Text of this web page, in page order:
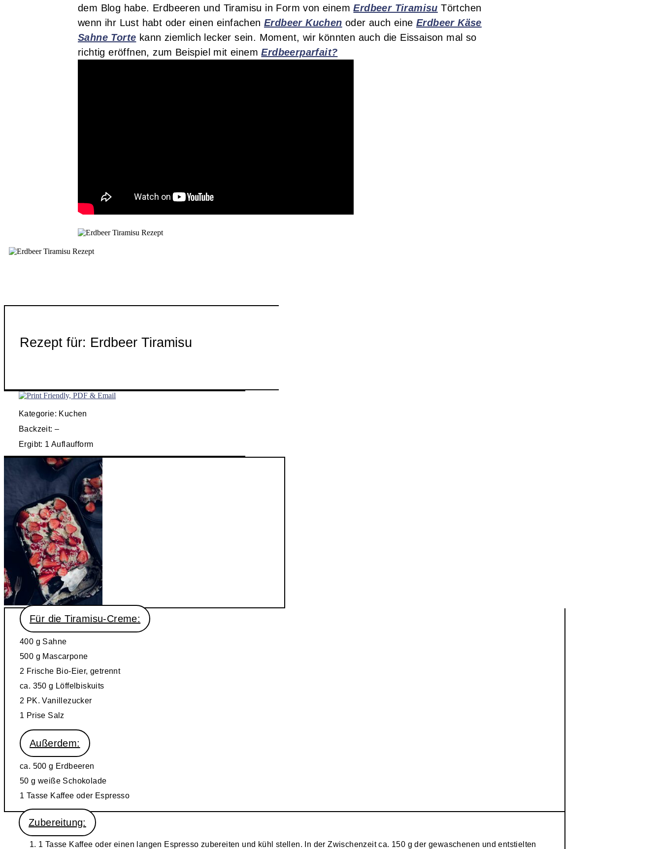
dem Blog habe. Erdbeeren und Tiramisu in Form von einemErdbeer Tiramisu Törtchen
wenn ihr Lust habt oder einen einfachen Erdbeer Kuchen oder auch eineErdbeer Käse
Sahne Torte kann ziemlich lecker sein. Moment, wir könnten auch die Eissaison mal so
richtig eröffnen, zum Beispiel mit einemErdbeerparfait?
Rezept für: Erdbeer Tiramisu
Kategorie: Kuchen
Backzeit: –
Ergibt: 1 Auflaufform
Für die Tiramisu-Creme:
400 g Sahne
500 g Mascarpone
2 Frische Bio-Eier, getrennt
ca. 350 g Löffelbiskuits
2 PK. Vanillezucker
1 Prise Salz
Außerdem:
ca. 500 g Erdbeeren
50 g weiße Schokolade
1 Tasse Kaffee oder Espresso
Zubereitung:
1 Tasse Kaffee oder einen langen Espresso zubereiten und kühl stellen. In der Zwischenzeit ca. 150 g der gewaschenen und entstielten